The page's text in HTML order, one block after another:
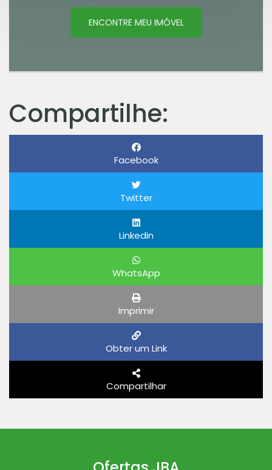
ENCONTRE MEU IMÓVEL
Compartilhe:
Facebook
Twitter
Linkedin
WhatsApp
Imprimir
Obter um Link
Compartilhar